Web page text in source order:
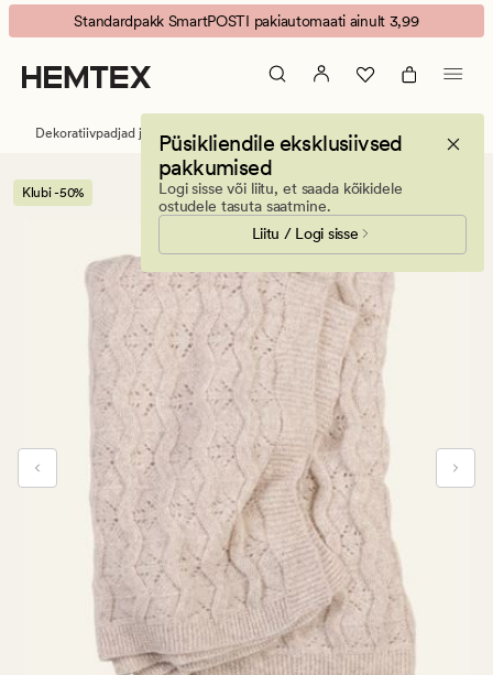
Leona
pleed
beež
Animated
banner.
Press
ESCAPE
Standardpakk SmartPOSTI pakiautomaati ainult 3,99
Püsikliendile eksklusiivsed
pakkumised
Logi sisse või liitu, et saada kõikidele
ostudele tasuta saatmine.
Liitu / Logi sisse
Dekoratiivpadjad ja pleedid Pleedid
Klubi -50%